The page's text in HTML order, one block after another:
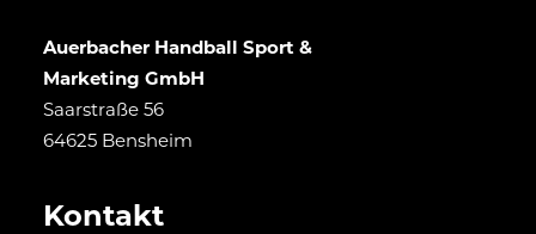
Auerbacher Handball Sport &
Marketing GmbH
Saarstraße 56
64625 Bensheim
Kontakt